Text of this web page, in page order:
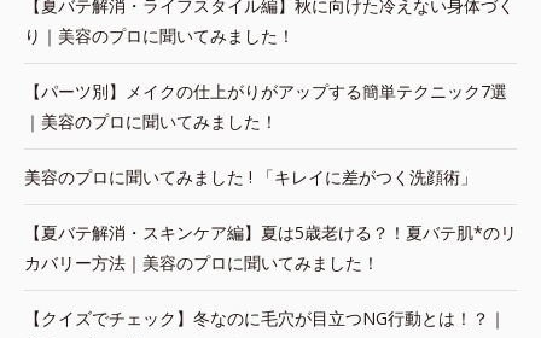
【夏バテ解消・ライフスタイル編】秋に向けた冷えない身体づく
り｜美容のプロに聞いてみました！
【パーツ別】メイクの仕上がりがアップする簡単テクニック7選
｜美容のプロに聞いてみました！
美容のプロに聞いてみました ! 「キレイに差がつく洗顔術」
【夏バテ解消・スキンケア編】夏は5歳老ける？！夏バテ肌*のリ
カバリー方法｜美容のプロに聞いてみました！
【クイズでチェック】冬なのに毛穴が目立つNG行動とは！？｜